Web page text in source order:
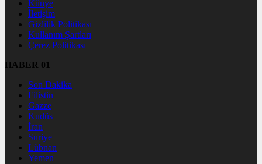
Künye
İletişim
Gizlilik Politikası
Kullanım Şartları
Çerez Politikası
HABER 01
Son Dakika
Filistin
Gazze
Kudüs
İran
Suriye
Lübnan
Yemen